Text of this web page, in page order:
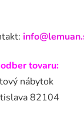
tovaru:
nábytok
82104